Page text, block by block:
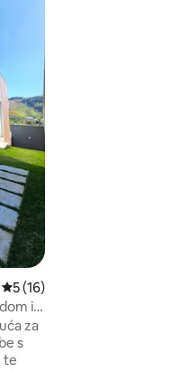
Prosječna ocjena: 5/5,
5 (16)
i
za
s
te